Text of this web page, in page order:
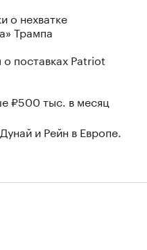
о нехватке
Трампа
поставках Patriot
₽500 тыс. в месяц
и Рейн в Европе.